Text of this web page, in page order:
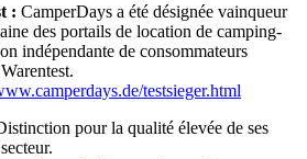
: CamperDays a été désignée vainqueur
des portails de location de camping-
indépendante de consommateurs
testsieger.html
pour la qualité élevée de ses